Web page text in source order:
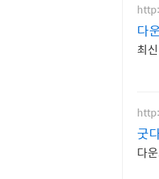
다
최
굿
다